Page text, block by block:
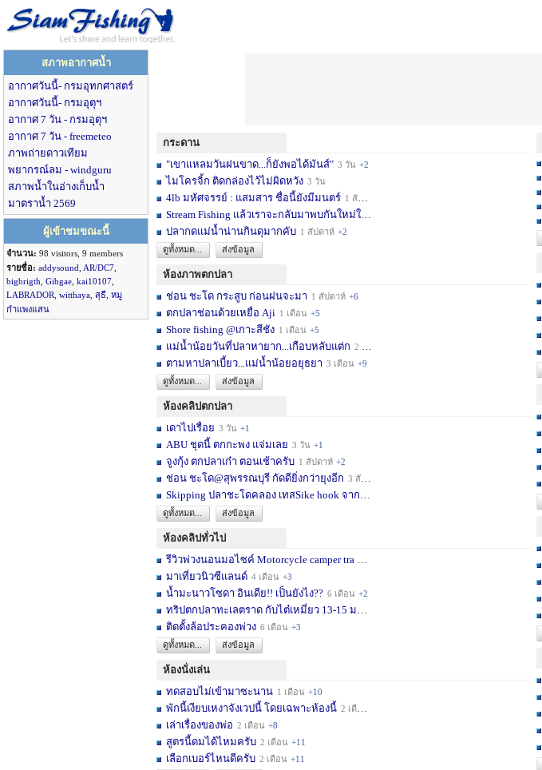
สภาพอากาศน้ำ
อากาศวันนี้- กรมอุทกศาสตร์
อากาศวันนี้- กรมอุตุฯ
อากาศ 7 วัน - กรมอุตุฯ
อากาศ 7 วัน - freemeteo
ภาพถ่ายดาวเทียม
พยากรณ์ลม - windguru
สภาพน้ำในอ่างเก็บน้ำ
มาตราน้ำ 2569
ผู้เข้าชมขณะนี้
จำนวน: 98 visitors, 9 members
รายชื่อ: addysound AR/DC7
bigbrigth Gibgae kai10107
LABRADOR witthaya สุธี หมู
กำแพงแสน
กระดาน
"เขาแหลมวันฝนขาด...ก็ยังพอได้มันส์" 3 วัน +2
ไมโครจิ้ก ติดกล่องไว้ไม่ผิดหวัง 3 วัน
4lb มหัศจรรย์ : แสมสาร ชื่อนี้ยังมีมนตร์ 1 สัปดาห์
Stream Fishing แล้วเราจะกลับมาพบกันใหม่ใ
ปลากดแม่น้ำน่านกินดุมากคับ 1 สัปดาห์ +2
ดูทั้งหมด...
ส่งข้อมูล
ห้องภาพตกปลา
ช่อน ชะโด กระสูบ ก่อนฝนจะมา 1 สัปดาห์ +6
ตกปลาช่อนด้วยเหยื่อ Aji 1 เดือน +5
Shore fishing @เกาะสีชัง 1 เดือน +5
แม่น้ำน้อยวันที่ปลาหายาก...เกือบหลับแต่ก 2 เดือน
ตามหาปลาเบี้ยว...แม่น้ำน้อยอยุธยา 3 เดือน +9
ดูทั้งหมด...
ส่งข้อมูล
ห้องคลิปตกปลา
เดาไปเรื่อย 3 วัน +1
ABU ชุดนี้ ตกกะพง แจ่มเลย 3 วัน +1
จูงกุ้ง ตกปลาเก๋า ตอนเช้าครับ 1 สัปดาห์ +2
ช่อน ชะโด@สุพรรณบุรี กัดดียิ่งกว่ายุงอีก 3 สัปดาห์
Skipping ปลาชะโดคลอง เทสSike hook จากLF
ดูทั้งหมด...
ส่งข้อมูล
ห้องคลิปทั่วไป
รีวิวพ่วงนอนมอไซค์ Motorcycle camper tra
มาเที่ยวนิวซีแลนด์ 4 เดือน +3
น้ำมะนาวโซดา อินเดีย!! เป็นยังไง?? 6 เดือน +2
ทริปตกปลาทะเลตราด กับไต๋เหมี่ยว 13-15 มก
ติดตั้งล้อประคองพ่วง 6 เดือน +3
ดูทั้งหมด...
ส่งข้อมูล
ห้องนั่งเล่น
ทดสอบไม่เข้ามาซะนาน 1 เดือน +10
พักนี้เงียบเหงาจังเวปนี้ โดยเฉพาะห้องนี้ 2 เดือน
เล่าเรื่องของพ่อ 2 เดือน +8
สูตรนี้ดมได้ไหมครับ 2 เดือน +11
เลือกเบอร์ไหนดีครับ 2 เดือน +11